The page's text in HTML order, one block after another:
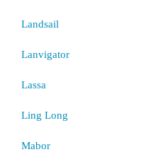
Landsail
Lanvigator
Lassa
Ling Long
Mabor